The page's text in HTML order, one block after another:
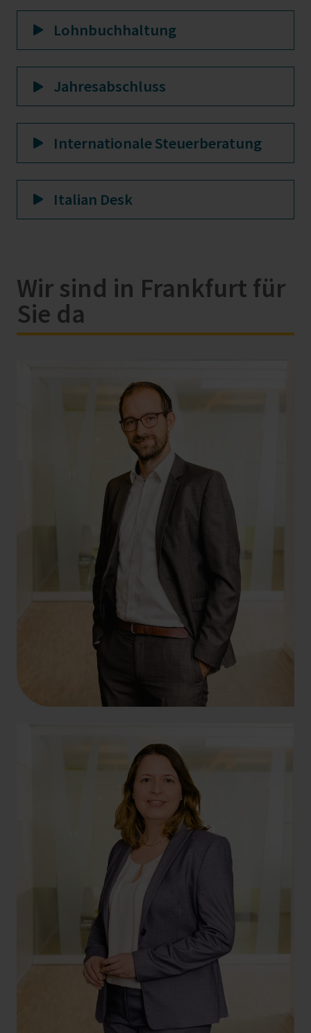
Lohnbuchhaltung
Jahresabschluss
Internationale Steuerberatung
Italian Desk
Wir sind in Frankfurt für
Sie da
+49 69 956809-22
philipp.berkel@hlb-ddp.de
+49 69 956809-57
kathrin.eisel@hlb-dzk.de